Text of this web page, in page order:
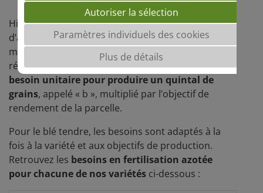
Historiquement, le calcul de la dose totale
d’azote sur céréales est réalisé grâce à la
méthode du bilan prévisionnel, souvent déclinée
régionalement en France. Elle s’appuie sur le
besoin unitaire pour produire un quintal de
grains, appelé « b », multiplié par l’objectif de
rendement de la parcelle.
Pour le blé tendre, les besoins sont adaptés à la
fois à la variété et aux objectifs de production.
Retrouvez les besoins en fertilisation azotée
pour chacune de nos variétés ci-dessous :
Autoriser la sélection
Paramètres individuels des cookies
Plus de détails